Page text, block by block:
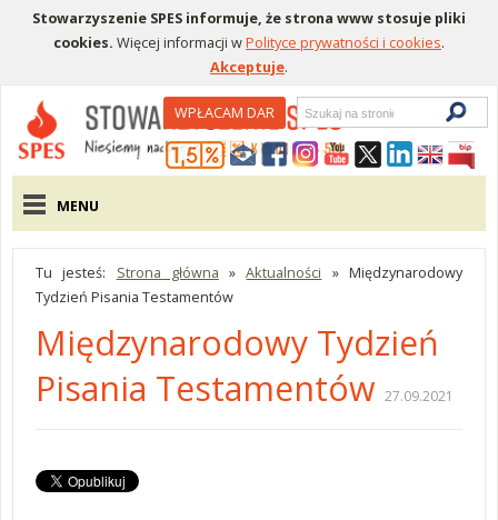
Stowarzyszenie SPES informuje, że strona www stosuje pliki
cookies. Więcej informacji wPolityce prywatności i cookies.
Akceptuje.
Menu pomocniczeWPŁACAM DAR
Wyszukiwarka
Menu główne
MENU
Tu jesteś: Strona główna »Aktualności »Międzynarodowy
Tydzień Pisania Testamentów
Międzynarodowy Tydzień
Pisania Testamentów 27.09.2021